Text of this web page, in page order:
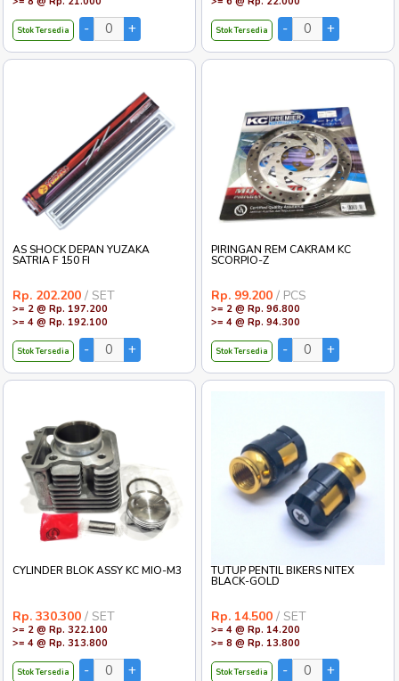
Stok Tersedia Stok Tersedia
AS SHOCK DEPAN YUZAKA
SATRIA F 150 FI
Rp. 202.200 / SET
>= 2 @ Rp. 197.200
>= 4 @ Rp. 192.100
Stok Tersedia
PIRINGAN REM CAKRAM KC
SCORPIO-Z
Rp. 99.200 / PCS
>= 2 @ Rp. 96.800
>= 4 @ Rp. 94.300
Stok Tersedia
CYLINDER BLOK ASSY KC MIO-M3
Rp. 330.300 / SET
>= 2 @ Rp. 322.100
>= 4 @ Rp. 313.800
Stok Tersedia
TUTUP PENTIL BIKERS NITEX
BLACK-GOLD
Rp. 14.500 / SET
>= 4 @ Rp. 14.200
>= 8 @ Rp. 13.800
Stok Tersedia